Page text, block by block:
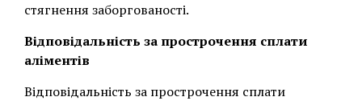
стягнення заборгованості.
Відповідальність за прострочення сплати
аліментів
Відповідальність за прострочення сплати